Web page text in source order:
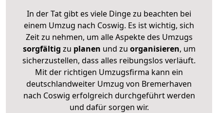
In der Tat gibt es viele Dinge zu beachten bei
einem Umzug nach Coswig. Es ist wichtig, sich
Zeit zu nehmen, um alle Aspekte des Umzugs
sorgfältig zu planen und zu organisieren, um
sicherzustellen, dass alles reibungslos verläuft.
Mit der richtigen Umzugsfirma kann ein
deutschlandweiter Umzug von Bremerhaven
nach Coswig erfolgreich durchgeführt werden
und dafür sorgen wir.